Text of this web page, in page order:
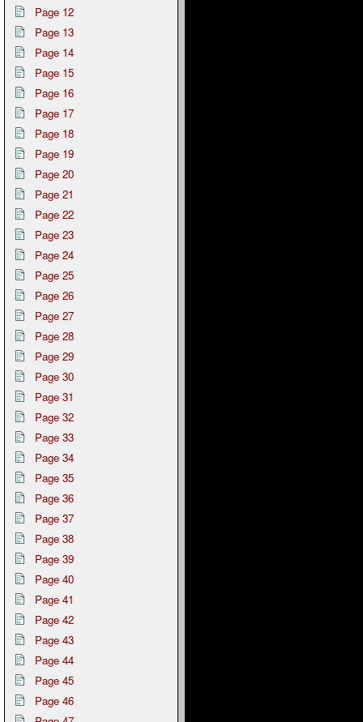
Page 12
Page 13
Page 14
Page 15
Page 16
Page 17
Page 18
Page 19
Page 20
Page 21
Page 22
Page 23
Page 24
Page 25
Page 26
Page 27
Page 28
Page 29
Page 30
Page 31
Page 32
Page 33
Page 34
Page 35
Page 36
Page 37
Page 38
Page 39
Page 40
Page 41
Page 42
Page 43
Page 44
Page 45
Page 46